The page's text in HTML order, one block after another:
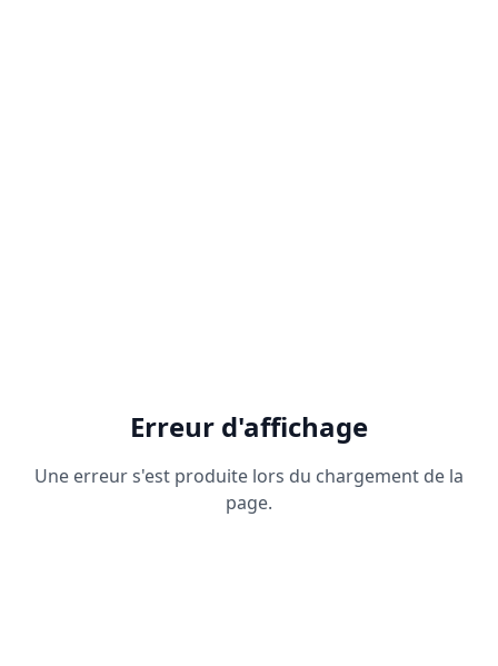
Erreur d'affichage
Une erreur s'est produite lors du chargement de la
page.